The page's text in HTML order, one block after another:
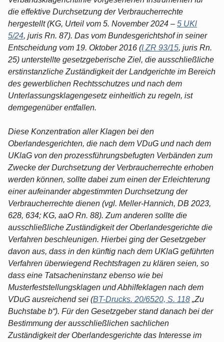
die effektive Durchsetzung der Verbraucherrechte
hergestellt (KG, Urteil vom 5. November 2024 – 5 UKl
5/24, juris Rn. 87). Das vom Bundesgerichtshof in seiner
Entscheidung vom 19. Oktober 2016 (I ZR 93/15, juris Rn.
25) unterstellte gesetzgeberische Ziel, die ausschließliche
erstinstanzliche Zuständigkeit der Landgerichte im Bereich
des gewerblichen Rechtsschutzes und nach dem
Unterlassungsklagengesetz einheitlich zu regeln, ist
demgegenüber entfallen.
Diese Konzentration aller Klagen bei den
Oberlandesgerichten, die nach dem VDuG und nach dem
UKlaG von den prozessführungsbefugten Verbänden zum
Zwecke der Durchsetzung der Verbraucherrechte erhoben
werden können, sollte dabei zum einen der Erleichterung
einer aufeinander abgestimmten Durchsetzung der
Verbraucherrechte dienen (vgl. Meller-Hannich, DB 2023,
628, 634; KG, aaO Rn. 88). Zum anderen sollte die
ausschließliche Zuständigkeit der Oberlandesgerichte die
Verfahren beschleunigen. Hierbei ging der Gesetzgeber
davon aus, dass in den künftig nach dem UKlaG geführten
Verfahren überwiegend Rechtsfragen zu klären seien, so
dass eine Tatsacheninstanz ebenso wie bei
Musterfeststellungsklagen und Abhilfeklagen nach dem
VDuG ausreichend sei (BT-Drucks. 20/6520, S. 118 „Zu
Buchstabe b“). Für den Gesetzgeber stand danach bei der
Bestimmung der ausschließlichen sachlichen
Zuständigkeit der Oberlandesgerichte das Interesse im